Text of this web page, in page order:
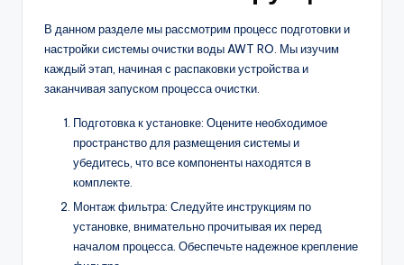
В данном разделе мы рассмотрим процесс подготовки и
настройки системы очистки воды AWT RO. Мы изучим
каждый этап, начиная с распаковки устройства и
заканчивая запуском процесса очистки.
Подготовка к установке: Оцените необходимое
пространство для размещения системы и
убедитесь, что все компоненты находятся в
комплекте.
Монтаж фильтра: Следуйте инструкциям по
установке, внимательно прочитывая их перед
началом процесса. Обеспечьте надежное крепление